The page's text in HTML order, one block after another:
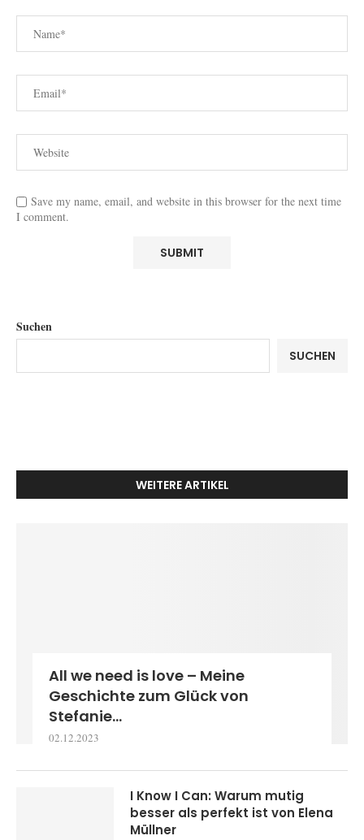
Save my name, email, and website in this browser for the next time
I comment.
Suchen
SUCHEN
WEITERE ARTIKEL
All we need is love – Meine
Geschichte zum Glück von
Stefanie...
02.12.2023
I Know I Can: Warum mutig
besser als perfekt ist von Elena
Müllner